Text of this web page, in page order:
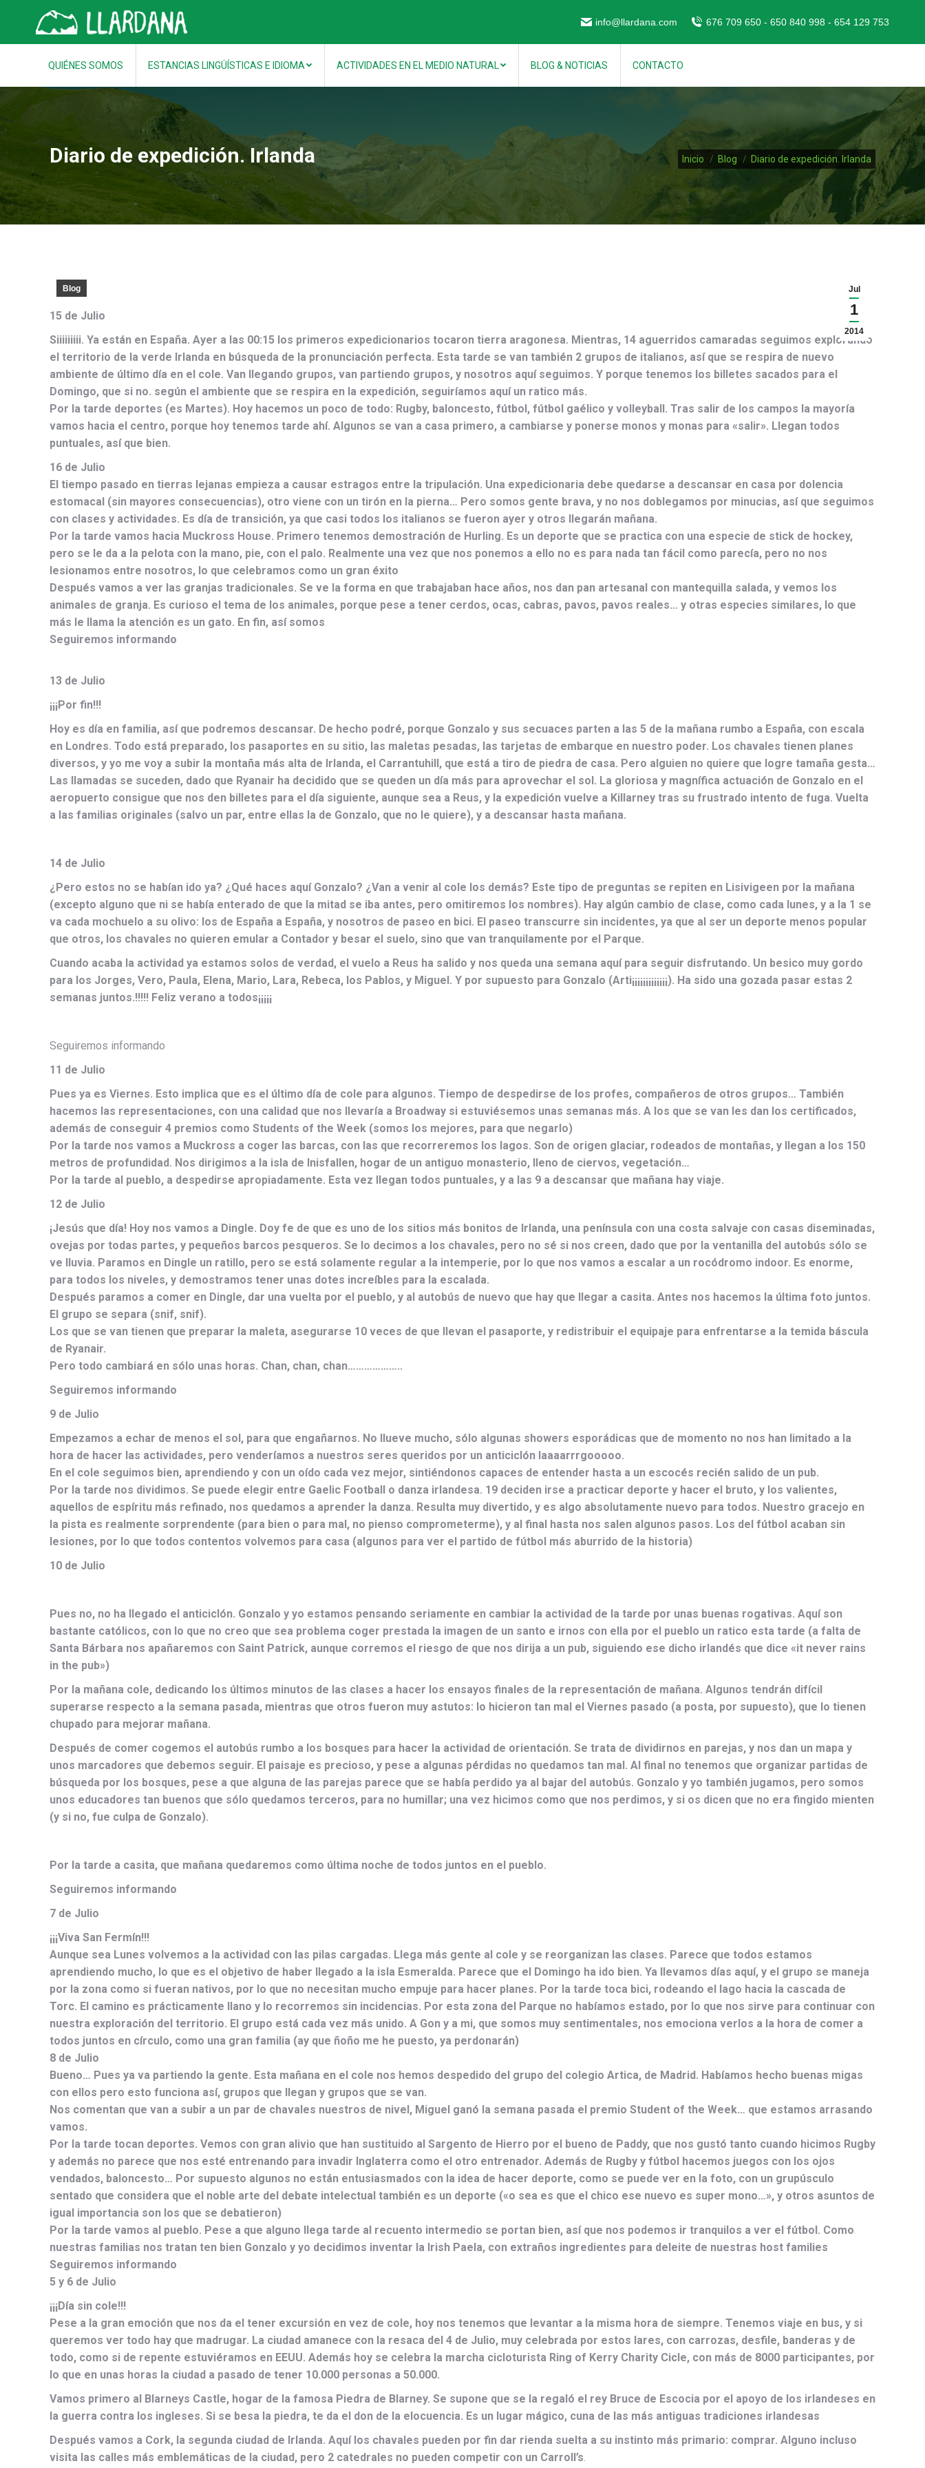
info@llardana.com 676 709 650 - 650 840 998 - 654 129 753
QUIÉNES SOMOS ESTANCIAS LINGÜÍSTICAS E IDIOMA ACTIVIDADES EN EL MEDIO NATURAL BLOG & NOTICIAS CONTACTO
Diario de expedición. Irlanda Estás aquí:
Inicio Blog Diario de expedición. Irlanda
Jul
1
2014
Blog
15 de Julio
Siiiiiiiii. Ya están en España. Ayer a las 00:15 los primeros expedicionarios tocaron tierra aragonesa. Mientras, 14 aguerridos camaradas seguimos explorando
el territorio de la verde Irlanda en búsqueda de la pronunciación perfecta. Esta tarde se van también 2 grupos de italianos, así que se respira de nuevo
ambiente de último día en el cole. Van llegando grupos, van partiendo grupos, y nosotros aquí seguimos. Y porque tenemos los billetes sacados para el
Domingo, que si no. según el ambiente que se respira en la expedición, seguiríamos aquí un ratico más.
Por la tarde deportes (es Martes). Hoy hacemos un poco de todo: Rugby, baloncesto, fútbol, fútbol gaélico y volleyball. Tras salir de los campos la mayoría
vamos hacia el centro, porque hoy tenemos tarde ahí. Algunos se van a casa primero, a cambiarse y ponerse monos y monas para «salir». Llegan todos
puntuales, así que bien.
16 de Julio
El tiempo pasado en tierras lejanas empieza a causar estragos entre la tripulación. Una expedicionaria debe quedarse a descansar en casa por dolencia
estomacal (sin mayores consecuencias), otro viene con un tirón en la pierna… Pero somos gente brava, y no nos doblegamos por minucias, así que seguimos
con clases y actividades. Es día de transición, ya que casi todos los italianos se fueron ayer y otros llegarán mañana.
Por la tarde vamos hacia Muckross House. Primero tenemos demostración de Hurling. Es un deporte que se practica con una especie de stick de hockey,
pero se le da a la pelota con la mano, pie, con el palo. Realmente una vez que nos ponemos a ello no es para nada tan fácil como parecía, pero no nos
lesionamos entre nosotros, lo que celebramos como un gran éxito
Después vamos a ver las granjas tradicionales. Se ve la forma en que trabajaban hace años, nos dan pan artesanal con mantequilla salada, y vemos los
animales de granja. Es curioso el tema de los animales, porque pese a tener cerdos, ocas, cabras, pavos, pavos reales… y otras especies similares, lo que
más le llama la atención es un gato. En fin, así somos
Seguiremos informando
13 de Julio
¡¡¡Por fin!!!
Hoy es día en familia, así que podremos descansar. De hecho podré, porque Gonzalo y sus secuaces parten a las 5 de la mañana rumbo a España, con escala
en Londres. Todo está preparado, los pasaportes en su sitio, las maletas pesadas, las tarjetas de embarque en nuestro poder. Los chavales tienen planes
diversos, y yo me voy a subir la montaña más alta de Irlanda, el Carrantuhill, que está a tiro de piedra de casa. Pero alguien no quiere que logre tamaña gesta…
Las llamadas se suceden, dado que Ryanair ha decidido que se queden un día más para aprovechar el sol. La gloriosa y magnífica actuación de Gonzalo en el
aeropuerto consigue que nos den billetes para el día siguiente, aunque sea a Reus, y la expedición vuelve a Killarney tras su frustrado intento de fuga. Vuelta
a las familias originales (salvo un par, entre ellas la de Gonzalo, que no le quiere), y a descansar hasta mañana.
14 de Julio
¿Pero estos no se habían ido ya? ¿Qué haces aquí Gonzalo? ¿Van a venir al cole los demás? Este tipo de preguntas se repiten en Lisivigeen por la mañana
(excepto alguno que ni se había enterado de que la mitad se iba antes, pero omitiremos los nombres). Hay algún cambio de clase, como cada lunes, y a la 1 se
va cada mochuelo a su olivo: los de España a España, y nosotros de paseo en bici. El paseo transcurre sin incidentes, ya que al ser un deporte menos popular
que otros, los chavales no quieren emular a Contador y besar el suelo, sino que van tranquilamente por el Parque.
Cuando acaba la actividad ya estamos solos de verdad, el vuelo a Reus ha salido y nos queda una semana aquí para seguir disfrutando. Un besico muy gordo
para los Jorges, Vero, Paula, Elena, Mario, Lara, Rebeca, los Pablos, y Miguel. Y por supuesto para Gonzalo (Arti¡¡¡¡¡¡¡¡¡¡¡¡¡). Ha sido una gozada pasar estas 2
semanas juntos.!!!!! Feliz verano a todos¡¡¡¡¡
Seguiremos informando
11 de Julio
Pues ya es Viernes. Esto implica que es el último día de cole para algunos. Tiempo de despedirse de los profes, compañeros de otros grupos… También
hacemos las representaciones, con una calidad que nos llevaría a Broadway si estuviésemos unas semanas más. A los que se van les dan los certificados,
además de conseguir 4 premios como Students of the Week (somos los mejores, para que negarlo)
Por la tarde nos vamos a Muckross a coger las barcas, con las que recorreremos los lagos. Son de origen glaciar, rodeados de montañas, y llegan a los 150
metros de profundidad. Nos dirigimos a la isla de Inisfallen, hogar de un antiguo monasterio, lleno de ciervos, vegetación…
Por la tarde al pueblo, a despedirse apropiadamente. Esta vez llegan todos puntuales, y a las 9 a descansar que mañana hay viaje.
12 de Julio
¡Jesús que día! Hoy nos vamos a Dingle. Doy fe de que es uno de los sitios más bonitos de Irlanda, una península con una costa salvaje con casas diseminadas,
ovejas por todas partes, y pequeños barcos pesqueros. Se lo decimos a los chavales, pero no sé si nos creen, dado que por la ventanilla del autobús sólo se
ve lluvia. Paramos en Dingle un ratillo, pero se está solamente regular a la intemperie, por lo que nos vamos a escalar a un rocódromo indoor. Es enorme,
para todos los niveles, y demostramos tener unas dotes increíbles para la escalada.
Después paramos a comer en Dingle, dar una vuelta por el pueblo, y al autobús de nuevo que hay que llegar a casita. Antes nos hacemos la última foto juntos.
El grupo se separa (snif, snif).
Los que se van tienen que preparar la maleta, asegurarse 10 veces de que llevan el pasaporte, y redistribuir el equipaje para enfrentarse a la temida báscula
de Ryanair.
Pero todo cambiará en sólo unas horas. Chan, chan, chan………………..
Seguiremos informando
9 de Julio
Empezamos a echar de menos el sol, para que engañarnos. No llueve mucho, sólo algunas showers esporádicas que de momento no nos han limitado a la
hora de hacer las actividades, pero venderíamos a nuestros seres queridos por un anticiclón laaaarrrgooooo.
En el cole seguimos bien, aprendiendo y con un oído cada vez mejor, sintiéndonos capaces de entender hasta a un escocés recién salido de un pub.
Por la tarde nos dividimos. Se puede elegir entre Gaelic Football o danza irlandesa. 19 deciden irse a practicar deporte y hacer el bruto, y los valientes,
aquellos de espíritu más refinado, nos quedamos a aprender la danza. Resulta muy divertido, y es algo absolutamente nuevo para todos. Nuestro gracejo en
la pista es realmente sorprendente (para bien o para mal, no pienso comprometerme), y al final hasta nos salen algunos pasos. Los del fútbol acaban sin
lesiones, por lo que todos contentos volvemos para casa (algunos para ver el partido de fútbol más aburrido de la historia)
10 de Julio
Pues no, no ha llegado el anticiclón. Gonzalo y yo estamos pensando seriamente en cambiar la actividad de la tarde por unas buenas rogativas. Aquí son
bastante católicos, con lo que no creo que sea problema coger prestada la imagen de un santo e irnos con ella por el pueblo un ratico esta tarde (a falta de
Santa Bárbara nos apañaremos con Saint Patrick, aunque corremos el riesgo de que nos dirija a un pub, siguiendo ese dicho irlandés que dice «it never rains
in the pub»)
Por la mañana cole, dedicando los últimos minutos de las clases a hacer los ensayos finales de la representación de mañana. Algunos tendrán difícil
superarse respecto a la semana pasada, mientras que otros fueron muy astutos: lo hicieron tan mal el Viernes pasado (a posta, por supuesto), que lo tienen
chupado para mejorar mañana.
Después de comer cogemos el autobús rumbo a los bosques para hacer la actividad de orientación. Se trata de dividirnos en parejas, y nos dan un mapa y
unos marcadores que debemos seguir. El paisaje es precioso, y pese a algunas pérdidas no quedamos tan mal. Al final no tenemos que organizar partidas de
búsqueda por los bosques, pese a que alguna de las parejas parece que se había perdido ya al bajar del autobús. Gonzalo y yo también jugamos, pero somos
unos educadores tan buenos que sólo quedamos terceros, para no humillar; una vez hicimos como que nos perdimos, y si os dicen que no era fingido mienten
(y si no, fue culpa de Gonzalo).
Por la tarde a casita, que mañana quedaremos como última noche de todos juntos en el pueblo.
Seguiremos informando
7 de Julio
¡¡¡Viva San Fermín!!!
Aunque sea Lunes volvemos a la actividad con las pilas cargadas. Llega más gente al cole y se reorganizan las clases. Parece que todos estamos
aprendiendo mucho, lo que es el objetivo de haber llegado a la isla Esmeralda. Parece que el Domingo ha ido bien. Ya llevamos días aquí, y el grupo se maneja
por la zona como si fueran nativos, por lo que no necesitan mucho empuje para hacer planes. Por la tarde toca bici, rodeando el lago hacia la cascada de
Torc. El camino es prácticamente llano y lo recorremos sin incidencias. Por esta zona del Parque no habíamos estado, por lo que nos sirve para continuar con
nuestra exploración del territorio. El grupo está cada vez más unido. A Gon y a mi, que somos muy sentimentales, nos emociona verlos a la hora de comer a
todos juntos en círculo, como una gran familia (ay que ñoño me he puesto, ya perdonarán)
8 de Julio
Bueno… Pues ya va partiendo la gente. Esta mañana en el cole nos hemos despedido del grupo del colegio Artica, de Madrid. Habíamos hecho buenas migas
con ellos pero esto funciona así, grupos que llegan y grupos que se van.
Nos comentan que van a subir a un par de chavales nuestros de nivel, Miguel ganó la semana pasada el premio Student of the Week… que estamos arrasando
vamos.
Por la tarde tocan deportes. Vemos con gran alivio que han sustituido al Sargento de Hierro por el bueno de Paddy, que nos gustó tanto cuando hicimos Rugby
y además no parece que nos esté entrenando para invadir Inglaterra como el otro entrenador. Además de Rugby y fútbol hacemos juegos con los ojos
vendados, baloncesto… Por supuesto algunos no están entusiasmados con la idea de hacer deporte, como se puede ver en la foto, con un grupúsculo
sentado que considera que el noble arte del debate intelectual también es un deporte («o sea es que el chico ese nuevo es super mono…», y otros asuntos de
igual importancia son los que se debatieron)
Por la tarde vamos al pueblo. Pese a que alguno llega tarde al recuento intermedio se portan bien, así que nos podemos ir tranquilos a ver el fútbol. Como
nuestras familias nos tratan ten bien Gonzalo y yo decidimos inventar la Irish Paela, con extraños ingredientes para deleite de nuestras host families
Seguiremos informando
5 y 6 de Julio
¡¡¡Día sin cole!!!
Pese a la gran emoción que nos da el tener excursión en vez de cole, hoy nos tenemos que levantar a la misma hora de siempre. Tenemos viaje en bus, y si
queremos ver todo hay que madrugar. La ciudad amanece con la resaca del 4 de Julio, muy celebrada por estos lares, con carrozas, desfile, banderas y de
todo, como si de repente estuviéramos en EEUU. Además hoy se celebra la marcha cicloturista Ring of Kerry Charity Cicle, con más de 8000 participantes, por
lo que en unas horas la ciudad a pasado de tener 10.000 personas a 50.000.
Vamos primero al Blarneys Castle, hogar de la famosa Piedra de Blarney. Se supone que se la regaló el rey Bruce de Escocia por el apoyo de los irlandeses en
la guerra contra los ingleses. Si se besa la piedra, te da el don de la elocuencia. Es un lugar mágico, cuna de las más antiguas tradiciones irlandesas
Después vamos a Cork, la segunda ciudad de Irlanda. Aquí los chavales pueden por fin dar rienda suelta a su instinto más primario: comprar. Alguno incluso
visita las calles más emblemáticas de la ciudad, pero 2 catedrales no pueden competir con un Carroll’s.